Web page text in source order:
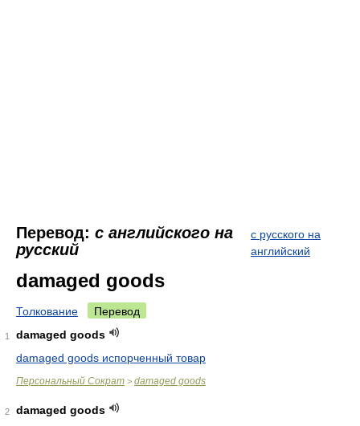
Перевод: с английского на
русский
с русского на
английский
damaged goods
Толкование Перевод
1
damaged goods
damaged goods испорченный товар
Персональный Сократ > damaged goods
2
damaged goods